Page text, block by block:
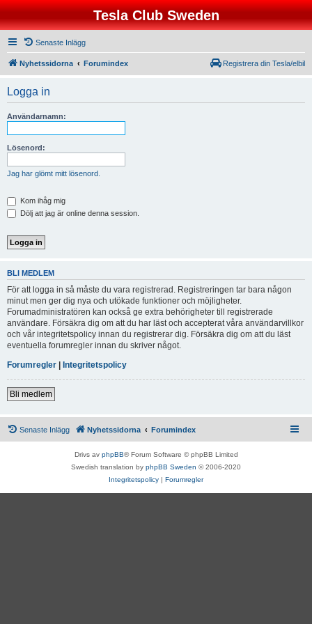
Tesla Club Sweden
Senaste Inlägg
Nyhetssidorna Forumindex Registrera din Tesla/elbil
Logga in
Användarnamn:
Lösenord:
Jag har glömt mitt lösenord.
Kom ihåg mig
Dölj att jag är online denna session.
BLI MEDLEM
För att logga in så måste du vara registrerad. Registreringen tar bara någon
minut men ger dig nya och utökade funktioner och möjligheter.
Forumadministratören kan också ge extra behörigheter till registrerade
användare. Försäkra dig om att du har läst och accepterat våra användarvillkor
och vår integritetspolicy innan du registrerar dig. Försäkra dig om att du läst
eventuella forumregler innan du skriver något.
Forumregler | Integritetspolicy
Bli medlem
Senaste Inlägg Nyhetssidorna Forumindex
Drivs av phpBB® Forum Software © phpBB Limited
Swedish translation by phpBB Sweden © 2006-2020
Integritetspolicy | Forumregler